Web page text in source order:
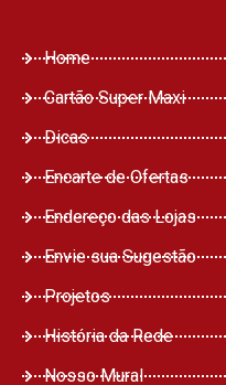
Home
Cartão Super Maxi
Dicas
Encarte de Ofertas
Endereço das Lojas
Envie sua Sugestão
Projetos
História da Rede
Nosso Mural